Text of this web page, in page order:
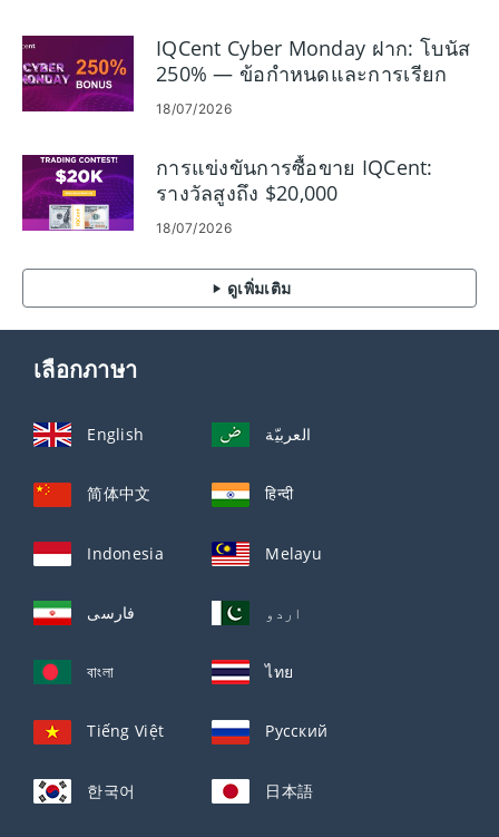
IQCent Cyber ​​Monday ฝาก: โบนัส
250% — ข้อกำหนดและการเรียก
ร้อง
18/07/2026
การแข่งขันการซื้อขาย IQCent:
รางวัลสูงถึง $20,000
18/07/2026
ดูเพิ่มเติม
เลือกภาษา
English العربيّة
简体中文 हिन्दी
Indonesia Melayu
فارسی اردو
বাংলা ไทย
Tiếng Việt Русский
한국어 日本語